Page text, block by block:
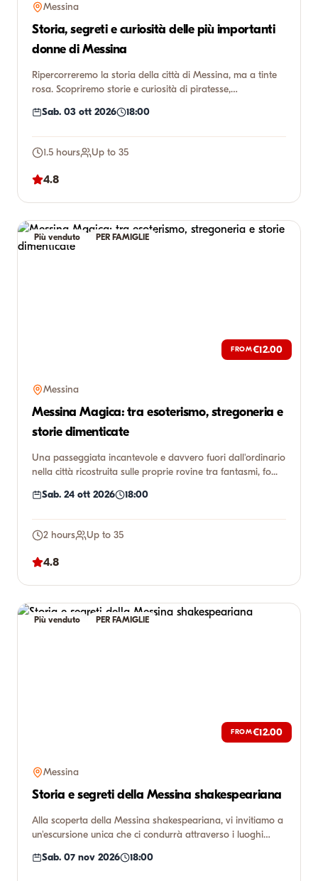
Messina
Storia, segreti e curiosità delle più importanti
donne di Messina
Ripercorreremo la storia della città di Messina, ma a tinte
rosa. Scopriremo storie e curiosità di piratesse,
Sab. 03 ott 2026 18:00
1.5 hours Up to 35
4.8
Più venduto PER FAMIGLIE
FROM€12.00
Messina
Messina Magica: tra esoterismo, stregoneria e
storie dimenticate
Una passeggiata incantevole e davvero fuori dall'ordinario
nella città ricostruita sulle proprie rovine tra fantasmi, fo...
Sab. 24 ott 2026
18:00
2 hours Up to 35
4.8
Più venduto PER FAMIGLIE
FROM€12.00
Messina
Storia e segreti della Messina shakespeariana
Alla scoperta della Messina shakespeariana, vi invitiamo a
un'escursione unica che ci condurrà attraverso i luoghi
Sab. 07 nov 2026 18:00